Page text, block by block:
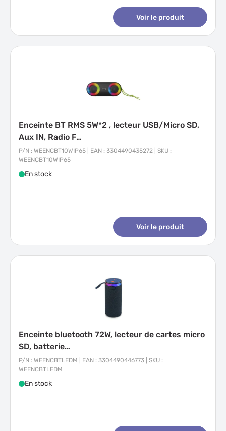
Voir le produit
Enceinte BT RMS 5W*2 , lecteur USB/Micro SD,
Aux IN, Radio F…
P/N : WEENCBT10WIP65 | EAN : 3304490435272 | SKU :
WEENCBT10WIP65
En stock
Voir le produit
Enceinte bluetooth 72W, lecteur de cartes micro
SD, batterie…
P/N : WEENCBTLEDM | EAN : 3304490446773 | SKU :
WEENCBTLEDM
En stock